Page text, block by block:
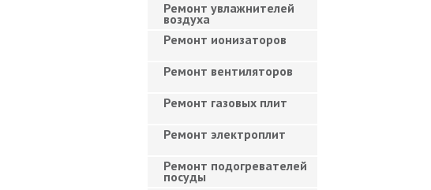
Ремонт увлажнителей
воздуха
Ремонт ионизаторов
Ремонт вентиляторов
Ремонт газовых плит
Ремонт электроплит
Ремонт подогревателей
посуды